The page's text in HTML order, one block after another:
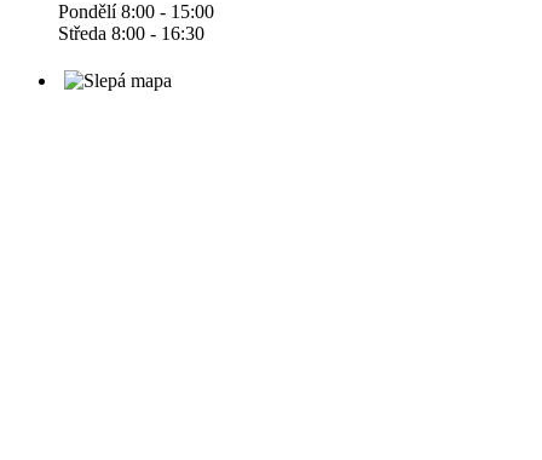
Pondělí 8:00 - 15:00
Středa 8:00 - 16:30